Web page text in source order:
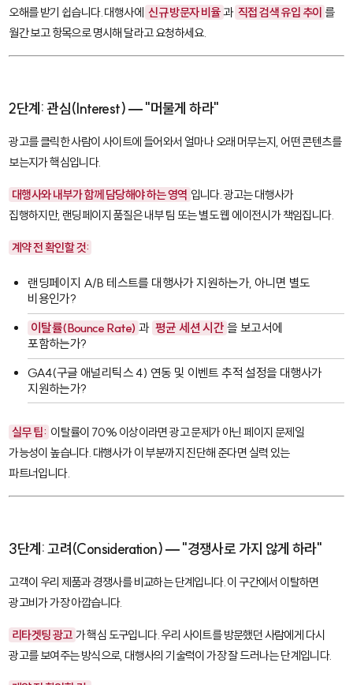
오해를 받기 쉽습니다. 대행사에 신규 방문자 비율과 직접 검색 유입 추이 를
월간 보고 항목으로 명시해 달라고 요청하세요.
2단계: 관심(Interest) — "머물게 하라"
광고를 클릭한 사람이 사이트에 들어와서 얼마나 오래 머무는지, 어떤 콘텐츠를
보는지가 핵심입니다.
대행사와 내부가 함께 담당해야 하는 영역 입니다. 광고는 대행사가
집행하지만, 랜딩페이지 품질은 내부 팀 또는 별도 웹 에이전시가 책임집니다.
계약 전 확인할 것:
랜딩페이지 A/B 테스트를 대행사가 지원하는가, 아니면 별도
비용인가?
이탈률(Bounce Rate) 과 평균 세션 시간 을 보고서에
포함하는가?
GA4(구글 애널리틱스 4) 연동 및 이벤트 추적 설정을 대행사가
지원하는가?
실무 팁: 이탈률이 70% 이상이라면 광고 문제가 아닌 페이지 문제일
가능성이 높습니다. 대행사가 이 부분까지 진단해 준다면 실력 있는
파트너입니다.
3단계: 고려(Consideration) — "경쟁사로 가지 않게 하라"
고객이 우리 제품과 경쟁사를 비교하는 단계입니다. 이 구간에서 이탈하면
광고비가 가장 아깝습니다.
리타겟팅 광고 가 핵심 도구입니다. 우리 사이트를 방문했던 사람에게 다시
광고를 보여주는 방식으로, 대행사의 기술력이 가장 잘 드러나는 단계입니다.